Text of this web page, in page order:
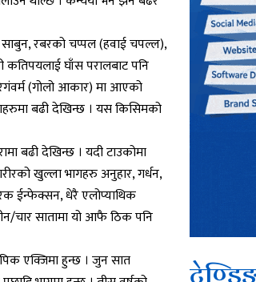
रबरको चप्पल (हवाई चपल्ल),
कतिपयलाई घाँस परालबाट पनि
(गोलो आकार) मा आएको
बढी देखिन्छ । यस किसिमको
बढी देखिन्छ । यदी टाउकोमा
खुल्ला भागहरु अनुहार, गर्धन,
ईन्फेक्सन, धेरै एलोप्याथिक
चार सातामा यो आफै ठिक पनि
एक्जिमा हुन्छ । जुन सात